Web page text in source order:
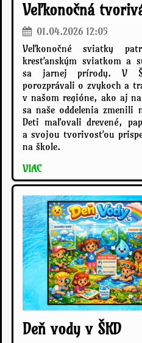
Veľkonočná
01.04.2026 12:05
Veľkonočné sviatky
kresťanským sviatkom a
sa jarnej prírody. V
porozprávali o zvykoch a
v našom regióne, ako aj
sa naše oddelenia zmenili
Deti maľovali drevené,
a svojou tvorivosťou
na škole.
VIAC
Deň vody v ŠKD